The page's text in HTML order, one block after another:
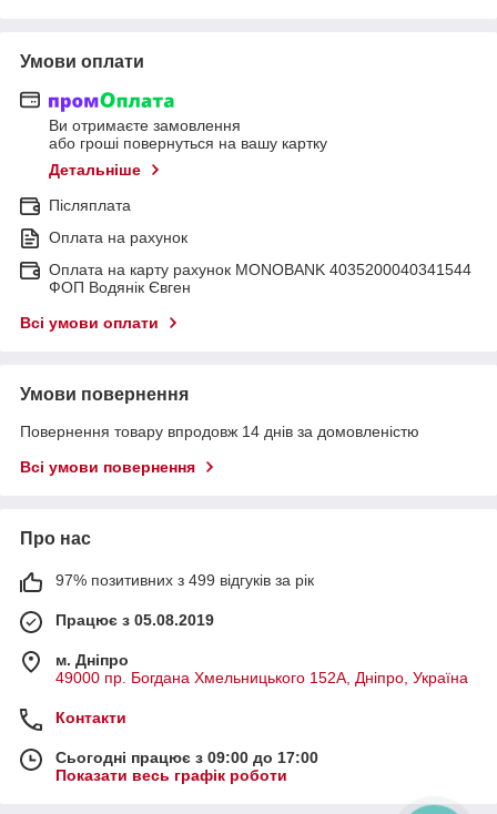
Умови оплати
Ви отримаєте замовлення
або гроші повернуться на вашу картку
Детальніше
Післяплата
Оплата на рахунок
Оплата на карту рахунок MONOBANK 4035200040341544
ФОП Водянік Євген
Всі умови оплати
Умови повернення
Повернення товару впродовж 14 днів за домовленістю
Всі умови повернення
Про нас
97% позитивних з 499 відгуків за рік
Працює з 05.08.2019
м. Дніпро
49000 пр. Богдана Хмельницького 152А, Дніпро, Україна
Контакти
Сьогодні працює з 09:00 до 17:00
Показати весь графік роботи